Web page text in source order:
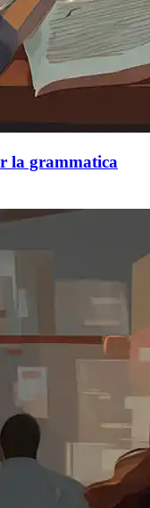
la grammatica